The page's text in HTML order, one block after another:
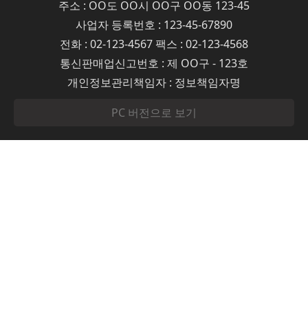
주소 : OO도 OO시 OO구 OO동 123-45
사업자 등록번호 : 123-45-67890
전화 : 02-123-4567 팩스 : 02-123-4568
통신판매업신고번호 : 제 OO구 - 123호
개인정보관리책임자 : 정보책임자명
PC 버전으로 보기